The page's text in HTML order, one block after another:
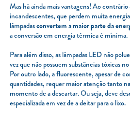
Mas há ainda mais vantagens! Ao contrário
incandescentes, que perdem muita
lâmpadasconvertem a maior parte da
a conversão em energia térmica é mínima.
Para além disso, as lâmpadas LED não
vez que não possuem substâncias tóxicas
Por outro lado, a fluorescente, apesar de
quantidades, requer maior atenção tanto
momento de a descartar. Ou seja, deve
especializada em vez de a deitar para o lixo.